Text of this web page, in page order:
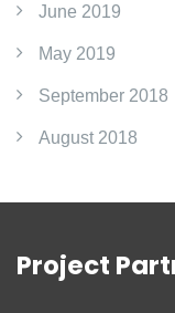
June 2019
May 2019
September 2018
August 2018
Project